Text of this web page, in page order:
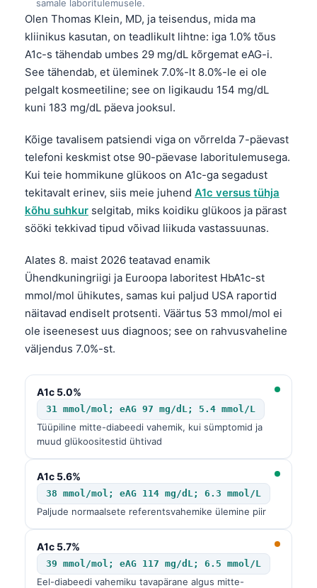
samale laboritulemusele.
Olen Thomas Klein, MD, ja teisendus, mida ma
kliinikus kasutan, on teadlikult lihtne: iga 1.0% tõus
A1c-s tähendab umbes 29 mg/dL kõrgemat eAG-i.
See tähendab, et üleminek 7.0%-lt 8.0%-le ei ole
pelgalt kosmeetiline; see on ligikaudu 154 mg/dL
kuni 183 mg/dL päeva jooksul.
Kõige tavalisem patsiendi viga on võrrelda 7-päevast
telefoni keskmist otse 90-päevase laboritulemusega.
Kui teie hommikune glükoos on A1c-ga segadust
tekitavalt erinev, siis meie juhend A1c versus tühja
kõhu suhkur selgitab, miks koidiku glükoos ja pärast
sööki tekkivad tipud võivad liikuda vastassuunas.
Alates 8. maist 2026 teatavad enamik
Ühendkuningriigi ja Euroopa laboritest HbA1c-st
mmol/mol ühikutes, samas kui paljud USA raportid
näitavad endiselt protsenti. Väärtus 53 mmol/mol ei
ole iseenesest uus diagnoos; see on rahvusvaheline
väljendus 7.0%-st.
A1c 5.0%
31 mmol/mol; eAG 97 mg/dL; 5.4 mmol/L
Tüüpiline mitte-diabeedi vahemik, kui sümptomid ja
muud glükoositestid ühtivad
A1c 5.6%
38 mmol/mol; eAG 114 mg/dL; 6.3 mmol/L
Paljude normaalsete referentsvahemike ülemine piir
A1c 5.7%
39 mmol/mol; eAG 117 mg/dL; 6.5 mmol/L
Eel-diabeedi vahemiku tavapärane algus mitte-